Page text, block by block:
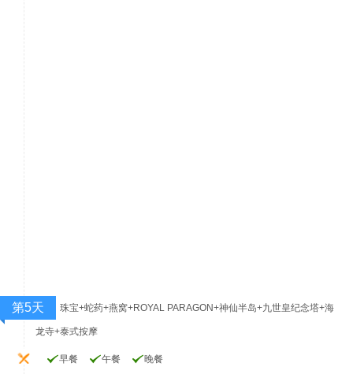
第5天 珠宝+蛇药+燕窝+ROYAL PARAGON+神仙半岛+九世皇纪念塔+海
龙寺+泰式按摩
早餐 午餐 晚餐